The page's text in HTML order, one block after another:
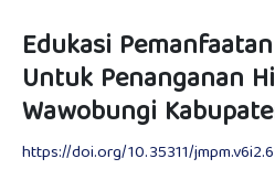
Edukasi
Untuk Penanganan
Wawobungi
https://doi.org/10.35311/